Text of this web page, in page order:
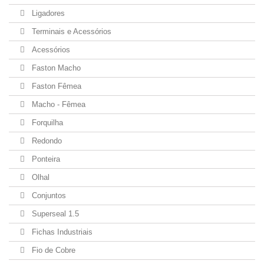
Ligadores
Terminais e Acessórios
Acessórios
Faston Macho
Faston Fêmea
Macho - Fêmea
Forquilha
Redondo
Ponteira
Olhal
Conjuntos
Superseal 1.5
Fichas Industriais
Fio de Cobre